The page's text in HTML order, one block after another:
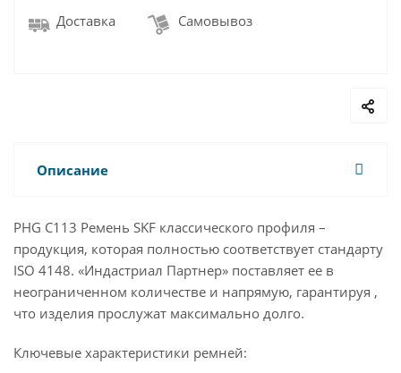
Доставка Самовывоз
Описание
PHG C113 Ремень SKF классического профиля –
продукция, которая полностью соответствует стандарту
ISO 4148. «Индастриал Партнер» поставляет ее в
неограниченном количестве и напрямую, гарантируя ,
что изделия прослужат максимально долго.
Ключевые характеристики ремней: